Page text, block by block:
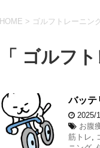
HOME > ゴルフトレーニン
「 ゴルフ
バッテ
2025/
お腹
筋トレ,